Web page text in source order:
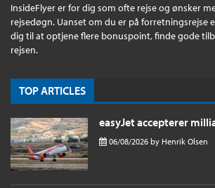
InsideFlyer er for dig som ofte rejse og ønsker
rejsedøgn. Uanset om du er på forretningsrejse
dig til at optjene flere bonuspoint, finde gode
rejsen.
TOP ARTICLES
easyJet accepterer
06/08/2026 by Henrik Olsen